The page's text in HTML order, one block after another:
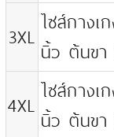
3XL ไซส์กาง
นิ้ว ต้นข
4XL ไซส์กาง
นิ้ว ต้นข